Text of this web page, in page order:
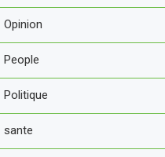
Opinion
People
Politique
sante